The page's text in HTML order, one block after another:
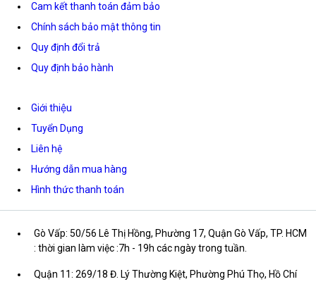
Cam kết thanh toán đảm bảo
Chính sách bảo mật thông tin
Quy định đổi trả
Quy định bảo hành
Giới thiệu
Tuyển Dụng
Liên hệ
Hướng dẫn mua hàng
Hình thức thanh toán
Gò Vấp: 50/56 Lê Thị Hồng, Phường 17, Quận Gò Vấp, TP. HCM
: thời gian làm việc :7h - 19h các ngày trong tuần.
Quận 11: 269/18 Đ. Lý Thường Kiệt, Phường Phú Thọ, Hồ Chí